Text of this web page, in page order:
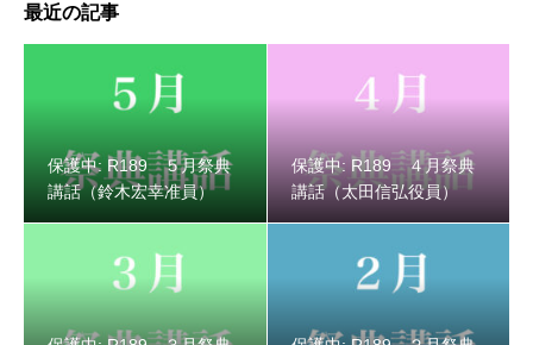
最近の記事
保護中: R189 ５月祭典
講話（鈴木宏幸准員）
保護中: R189 ４月祭典
講話（太田信弘役員）